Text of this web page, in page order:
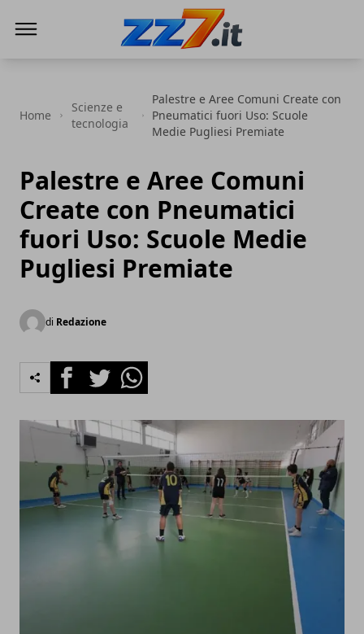
Home
Scienze e
tecnologia
Palestre e Aree Comuni Create con
Pneumatici fuori Uso: Scuole
Medie Pugliesi Premiate
Palestre e Aree Comuni
Create con Pneumatici
fuori Uso: Scuole Medie
Pugliesi Premiate
di Redazione
FacebookTwitterWhatsapp